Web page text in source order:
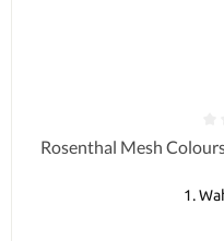
Durchschnittliche
Rosenthal Mesh
1.